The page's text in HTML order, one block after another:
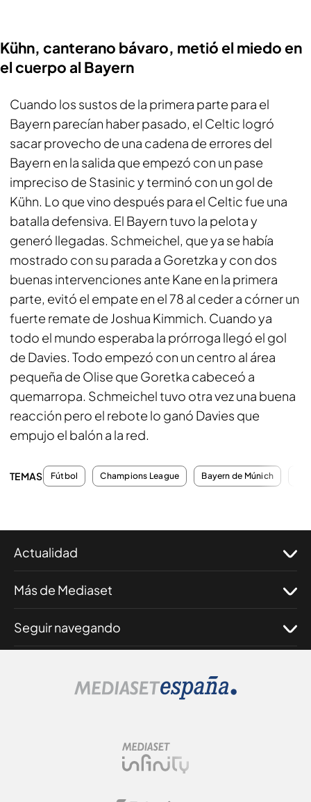
Kühn, canterano bávaro, metió el miedo en
el cuerpo al Bayern
Cuando los sustos de la primera parte para el
Bayern parecían haber pasado, el Celtic logró
sacar provecho de una cadena de errores del
Bayern en la salida que empezó con un pase
impreciso de Stasinic y terminó con un gol de
Kühn. Lo que vino después para el Celtic fue una
batalla defensiva. El Bayern tuvo la pelota y
generó llegadas. Schmeichel, que ya se había
mostrado con su parada a Goretzka y con dos
buenas intervenciones ante Kane en la primera
parte, evitó el empate en el 78 al ceder a córner un
fuerte remate de Joshua Kimmich. Cuando ya
todo el mundo esperaba la prórroga llegó el gol
de Davies. Todo empezó con un centro al área
pequeña de Olise que Goretka cabeceó a
quemarropa. Schmeichel tuvo otra vez una buena
reacción pero el rebote lo ganó Davies que
empujo el balón a la red.
TEMAS Fútbol Champions League Bayern de Múnich
Actualidad
Más de Mediaset
Seguir navegando